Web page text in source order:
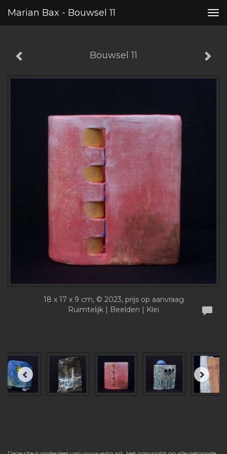
Marian Bax - Bouwsel 11
Bouwsel 11
18 x 17 x 9 cm, © 2023, prijs op aanvraag
Ruimtelijk | Beelden | Klei